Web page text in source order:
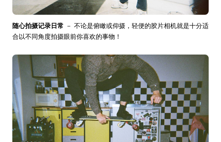
随心拍摄记录日常 － 不论是俯瞰或仰摄，轻便的胶片相机就是十分适
合以不同角度拍摄眼前你喜欢的事物！